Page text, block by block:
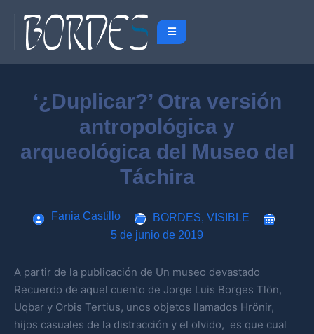
‘¿Duplicar?’ Otra versión
antropológica y
arqueológica del Museo del
Táchira
Fania Castillo BORDES, VISIBLE
5 de junio de 2019
A partir de la publicación de Un museo devastado
Recuerdo de aquel cuento de Jorge Luis Borges Tlön,
Uqbar y Orbis Tertius, unos objetos llamados Hrönir,
hijos casuales de la distracción y el olvido, es que cual